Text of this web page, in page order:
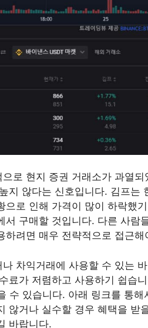
로 현지 증권 거래소가 과열
지 않다는 신호입니다. 김프는
으로 인해 가격이 많이 하락했
서 구매할 것입니다. 다른 사람
하려면 매우 전략적으로 접근해
차익거래에 사용할 수 있는
료가 저렴하고 사용하기 쉽습
수 있습니다. 아래 링크를 통
않거나 실수할 경우 혜택을 받
바랍니다.